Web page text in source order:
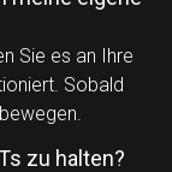
Sie es an Ihre
Sobald
zu halten?